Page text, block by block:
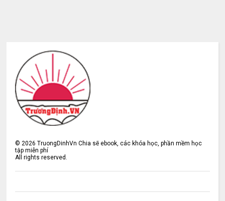
©2026 TruongDinhVn Chia sẽ ebook, các khóa học, phần mềm học
tập miễn phí
All rights reserved.